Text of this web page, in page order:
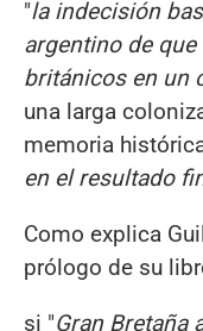
"la indecisión
argentino de
británicos en un
una larga
memoria
en el resultado
Como explica
prólogo de su
si "Gran Bretaña